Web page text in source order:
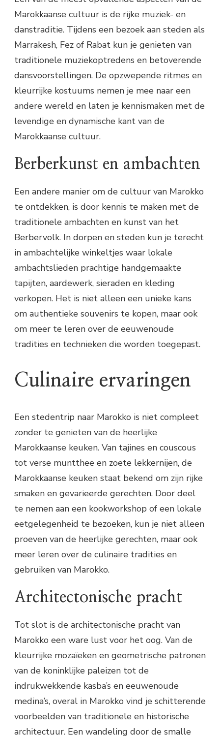
Marokkaanse cultuur is de rijke muziek- en
danstraditie. Tijdens een bezoek aan steden als
Marrakesh, Fez of Rabat kun je genieten van
traditionele muziekoptredens en betoverende
dansvoorstellingen. De opzwepende ritmes en
kleurrijke kostuums nemen je mee naar een
andere wereld en laten je kennismaken met de
levendige en dynamische kant van de
Marokkaanse cultuur.
Berberkunst en ambachten
Een andere manier om de cultuur van Marokko
te ontdekken, is door kennis te maken met de
traditionele ambachten en kunst van het
Berbervolk. In dorpen en steden kun je terecht
in ambachtelijke winkeltjes waar lokale
ambachtslieden prachtige handgemaakte
tapijten, aardewerk, sieraden en kleding
verkopen. Het is niet alleen een unieke kans
om authentieke souvenirs te kopen, maar ook
om meer te leren over de eeuwenoude
tradities en technieken die worden toegepast.
Culinaire ervaringen
Een stedentrip naar Marokko is niet compleet
zonder te genieten van de heerlijke
Marokkaanse keuken. Van tajines en couscous
tot verse muntthee en zoete lekkernijen, de
Marokkaanse keuken staat bekend om zijn rijke
smaken en gevarieerde gerechten. Door deel
te nemen aan een kookworkshop of een lokale
eetgelegenheid te bezoeken, kun je niet alleen
proeven van de heerlijke gerechten, maar ook
meer leren over de culinaire tradities en
gebruiken van Marokko.
Architectonische pracht
Tot slot is de architectonische pracht van
Marokko een ware lust voor het oog. Van de
kleurrijke mozaïeken en geometrische patronen
van de koninklijke paleizen tot de
indrukwekkende kasba’s en eeuwenoude
medina’s, overal in Marokko vind je schitterende
voorbeelden van traditionele en historische
architectuur. Een wandeling door de smalle